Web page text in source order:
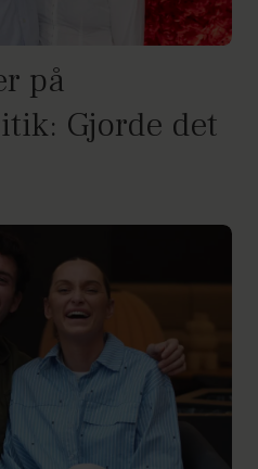
på
Gjorde det